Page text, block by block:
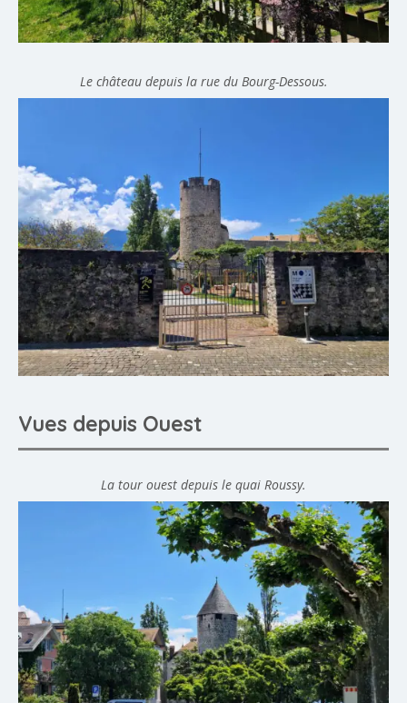
Le château depuis la rue du Bourg-Dessous.
Vues depuis Ouest
La tour ouest depuis le quai Roussy.